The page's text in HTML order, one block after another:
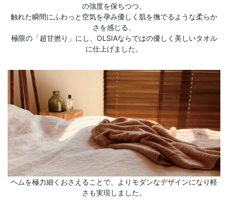
の強度を保ちつつ、
触れた瞬間にふわっと空気を孕み優しく肌を撫でるような柔らか
さを感じる、
極限の「超甘撚り」にし、OLSIAならではの優しく美しいタオル
に仕上げました。
ヘムを極力細くおさえることで、よりモダンなデザインになり軽
さも実現しました。